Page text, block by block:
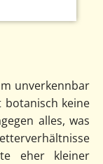
unverkennbar
botanisch keine
alles, was
eher kleiner